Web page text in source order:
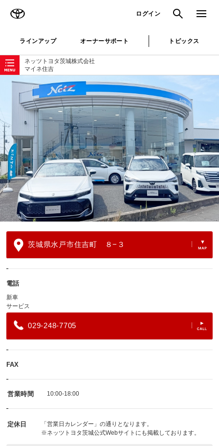
ログイン 検索 メニュ
ラインアップ オーナーサポート トピックス
ネッツトヨタ茨城株式会社
マイネ住吉
ローカルナビゲーション
茨城県水戸市住吉町 ８−３
電話
新車
サービス
029-248-7705
FAX
営業時間 10:00-18:00
定休日
「営業日カレンダー」の通りとなります。
※ネッツトヨタ茨城公式Webサイト にも掲載しております。